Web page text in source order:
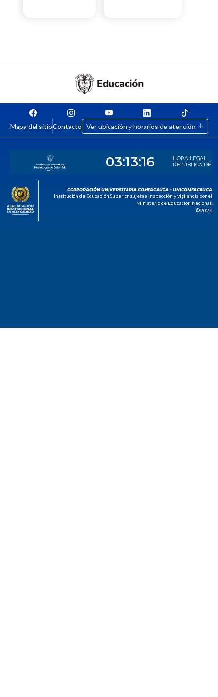
Mapa del sitioContacto Ver ubicación y horarios de atención
CORPORACIÓN UNIVERSITARIA COMFACAUCA - UNICOMFACAUCA
Institución de Educación Superior sujeta a inspección y vigilancia por el
Ministerio de Educación Nacional.
© 2026